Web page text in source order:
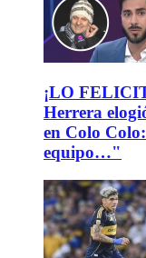
¡LO
Herrera
en Colo
equipo…"